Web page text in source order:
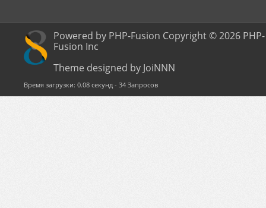
Powered by PHP-Fusion Copyright © 2026 PHP-
Fusion Inc
Theme designed by JoiNNN
Время загрузки: 0.08 секунд - 34 Запросов